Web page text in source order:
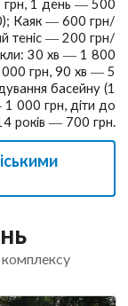
1 день — 500
Каяк — 600 грн/
теніс — 200 грн/
30 хв — 1 800
грн, 90 хв — 5
басейну (1
000 грн, діти до
років — 700 грн.
комплексу